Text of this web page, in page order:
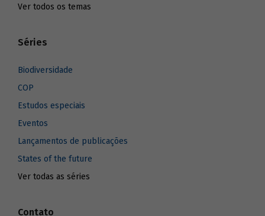
Ver todos os temas
Séries
Biodiversidade
COP
Estudos especiais
Eventos
Lançamentos de publicações
States of the future
Ver todas as séries
Contato